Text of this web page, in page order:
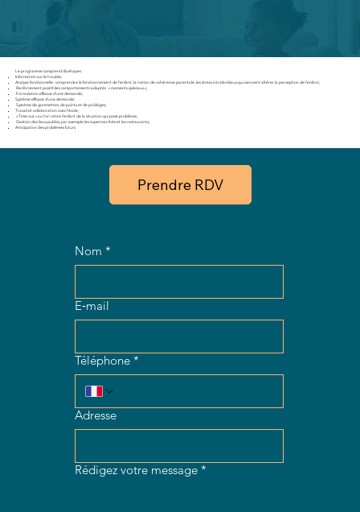
Le programme comprend dix étapes :
Information sur le trouble;
Analyse fonctionnelle : comprendre le fonctionnement de l’enfant, la notion de cohérence parentale, les stress intrafamiliaux qui viennent altérer la perception de l’enfant;
Renforcement positif des comportements adaptés : « moments spéciaux »;
Formulation efficace d’une demande;
Système efficace d’une demande;
Système de gommettes, de points et de privilèges;
Travail et collaboration avec l’école;
« Time out » où l’on retire l’enfant de la situation qui pose problème;
Gestion des lieux publics, par exemple les supermarchés et les restaurants;
Anticipation des problèmes futurs.
Nom *
E‑mail
Téléphone *
Adresse
Rédigez votre message *
Prendre RDV